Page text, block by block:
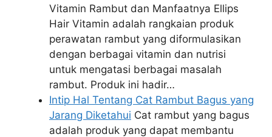
Vitamin Rambut dan Manfaatnya Ellips
Hair Vitamin adalah rangkaian produk
perawatan rambut yang diformulasikan
dengan berbagai vitamin dan nutrisi
untuk mengatasi berbagai masalah
rambut. Produk ini hadir…
Intip Hal Tentang Cat Rambut Bagus yang
Jarang Diketahui Cat rambut yang bagus
adalah produk yang dapat membantu